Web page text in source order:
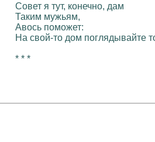
Совет я тут, конечно, дам
Таким мужьям,
Авось поможет:
На свой-то дом поглядывайте
* * *